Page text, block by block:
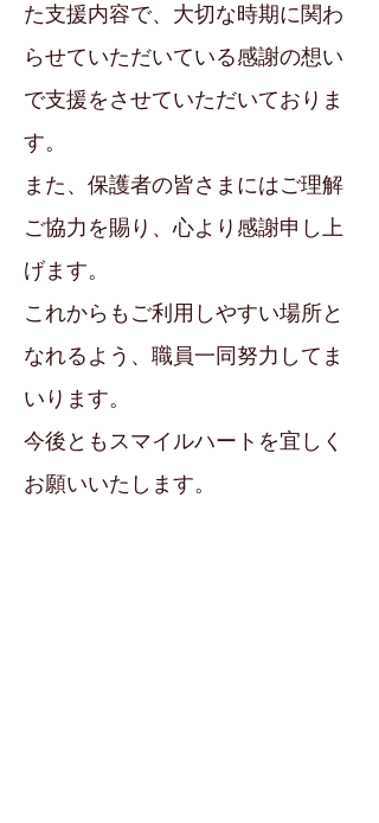
た支援内容で、大切な時期に関わ
らせていただいている感謝の想い
で支援をさせていただいておりま
す。
また、保護者の皆さまにはご理解
ご協力を賜り、心より感謝申し上
げます。
これからもご利用しやすい場所と
なれるよう、職員一同努力してま
いります。
今後ともスマイルハートを宜しく
お願いいたします。